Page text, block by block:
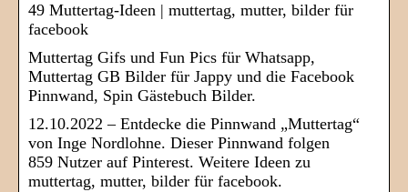
49 Muttertag-Ideen | muttertag, mutter, bilder für
facebook
Muttertag Gifs und Fun Pics für Whatsapp,
Muttertag GB Bilder für Jappy und die Facebook
Pinnwand, Spin Gästebuch Bilder.
12.10.2022 – Entdecke die Pinnwand „Muttertag“
von Inge Nordlohne. Dieser Pinnwand folgen
859 Nutzer auf Pinterest. Weitere Ideen zu
muttertag, mutter, bilder für facebook.